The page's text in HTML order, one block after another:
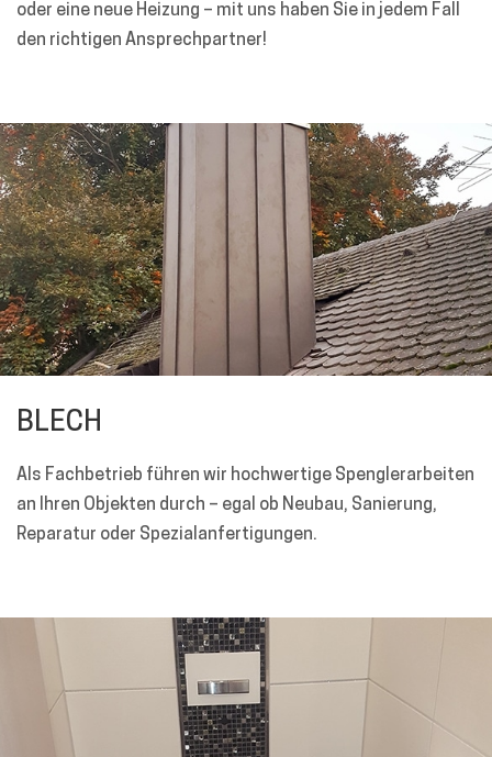
oder eine neue Heizung – mit uns haben Sie in jedem Fall
den richtigen Ansprechpartner!
BLECH
Als Fachbetrieb führen wir hochwertige Spenglerarbeiten
an Ihren Objekten durch – egal ob Neubau, Sanierung,
Reparatur oder Spezialanfertigungen.